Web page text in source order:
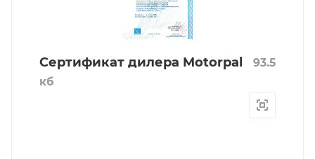
Сертификат дилера Motorpal
93.5
кб